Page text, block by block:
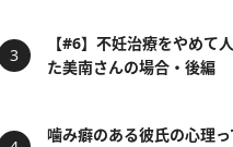
【#6】不妊治療をやめて
た美南さんの場合・後編
噛み癖のある彼氏の心理